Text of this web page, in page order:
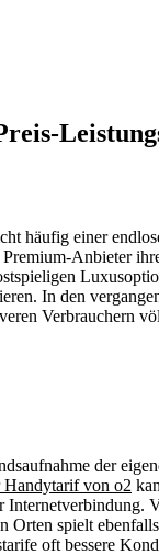
häufig einer
Anbieter
In den
Verbrauchern
der
Handytarif von o2
spielt
oft bessere